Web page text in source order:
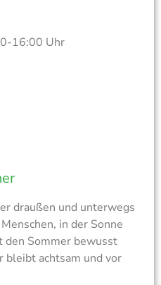
15
Uhr
draußen und unterwegs
in der Sonne
Sommer bewusst
bleibt achtsam und vor